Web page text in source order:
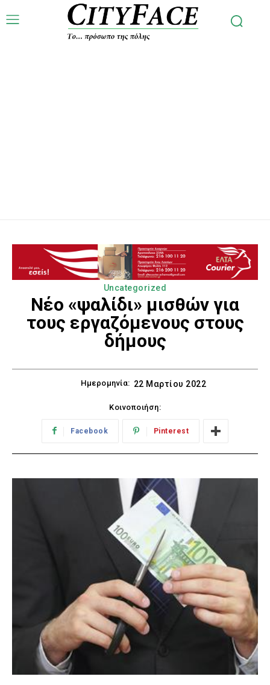
Uncategorized
Νέο «ψαλίδι» μισθών για
τους εργαζόμενους στους
δήμους
Ημερομηνία: 22 Μαρτίου 2022
Κοινοποιήση:
Facebook Pinterest